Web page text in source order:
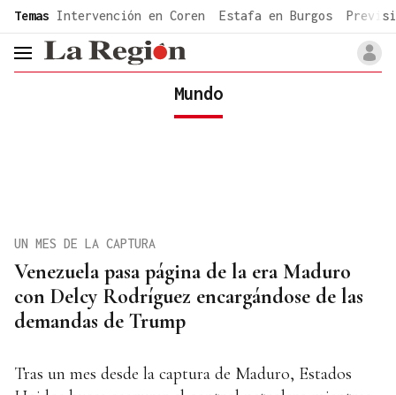
common.go-to-content
Temas Intervención en Coren Estafa en Burgos
header.menu.open
Mundo
Venezuela pasa página de la era Maduro
con Delcy Rodríguez encargándose de las
demandas de Trump
UN MES DE LA CAPTURA
Tras un mes desde la captura de Maduro, Estados